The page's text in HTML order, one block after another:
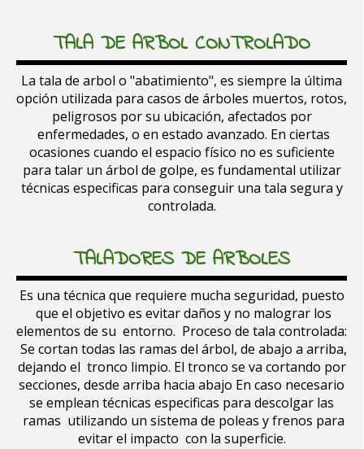
TALA DE ARBOL CONTROLADO
La tala de arbol o "abatimiento", es siempre la última
opción utilizada para casos de árboles muertos, rotos,
peligrosos por su ubicación, afectados por
enfermedades, o en estado avanzado. En ciertas
ocasiones cuando el espacio físico no es suficiente
para talar un árbol de golpe, es fundamental utilizar
técnicas especificas para conseguir una tala segura y
controlada.
TALADORES DE ARBOLES
Es una técnica que requiere mucha seguridad, puesto
que el objetivo es evitar daños y no malograr los
elementos de su entorno. Proceso de tala controlada:
Se cortan todas las ramas del árbol, de abajo a arriba,
dejando el tronco limpio. El tronco se va cortando por
secciones, desde arriba hacia abajo En caso necesario
se emplean técnicas especificas para descolgar las
ramas utilizando un sistema de poleas y frenos para
evitar el impacto con la superficie.